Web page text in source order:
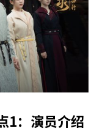
1：演员介绍